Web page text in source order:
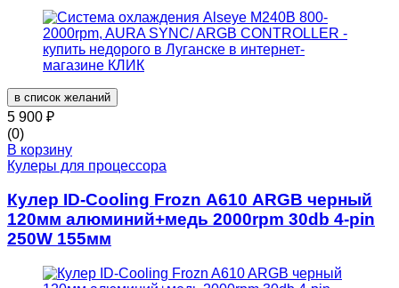
в список желаний
5 900 ₽
(0)
В корзину
Кулеры для процессора
Кулер ID-Cooling Frozn A610 ARGB черный
120мм алюминий+медь 2000rpm 30db 4-pin
250W 155мм